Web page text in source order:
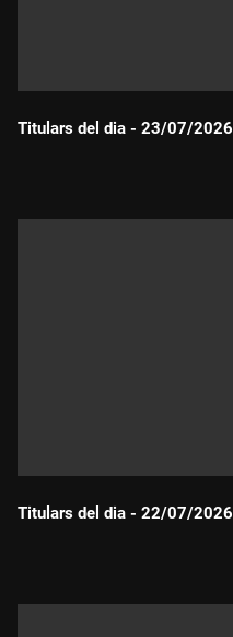
Titulars del dia - 23/07/2026
Titulars del dia - 22/07/2026